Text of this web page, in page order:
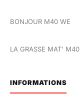
BONJOUR M40 WE
LA GRASSE MAT' M40
INFORMATIONS